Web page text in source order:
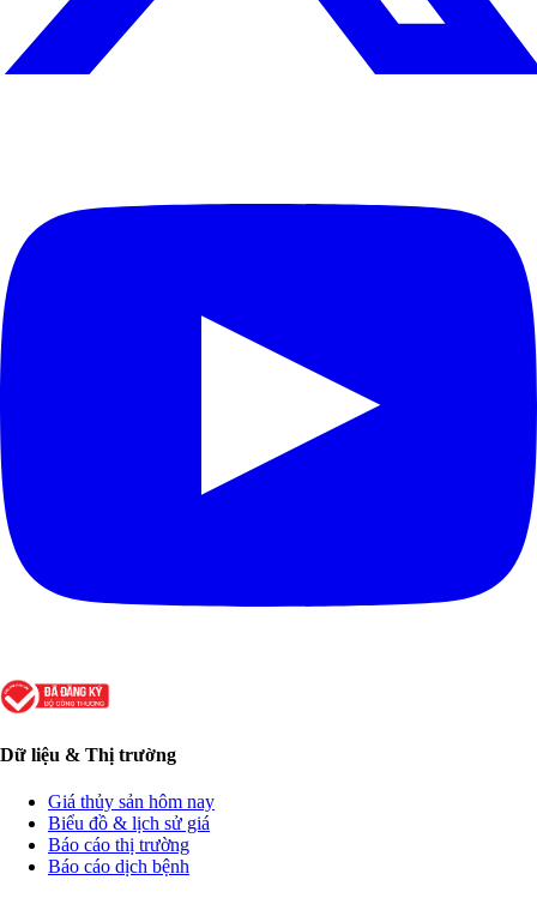
Dữ liệu & Thị trường
Giá thủy sản hôm nay
Biểu đồ & lịch sử giá
Báo cáo thị trường
Báo cáo dịch bệnh